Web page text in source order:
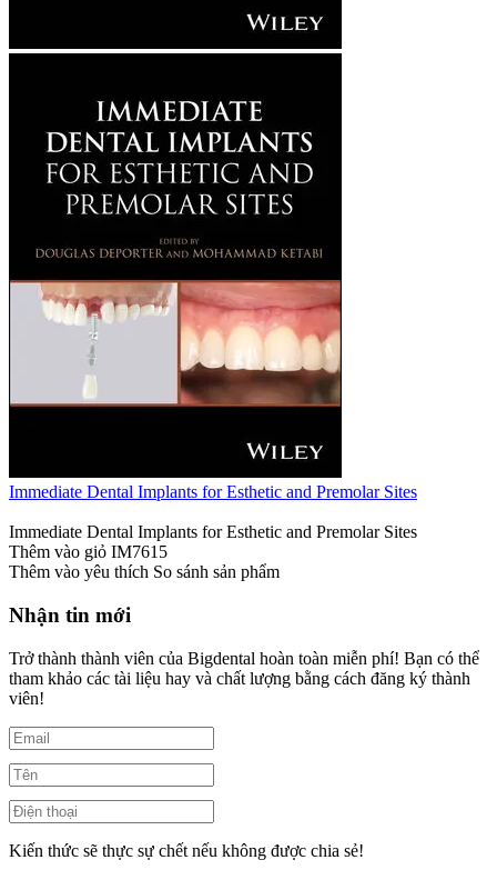
Immediate Dental Implants for Esthetic and Premolar Sites
Immediate Dental Implants for Esthetic and Premolar Sites
Thêm vào giỏ IM7615
Thêm vào yêu thích So sánh sản phẩm
Nhận tin mới
Trở thành thành viên của Bigdental hoàn toàn miễn phí! Bạn có thể
tham khảo các tài liệu hay và chất lượng bằng cách đăng ký thành
viên!
Kiến thức sẽ thực sự chết nếu không được chia sẻ!